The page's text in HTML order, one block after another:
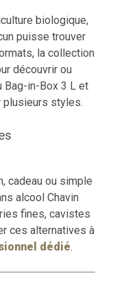
biologique,
puisse trouver
la collection
découvrir ou
Bag-in-Box 3 L et
plusieurs styles.
cadeau ou simple
alcool Chavin
fines, cavistes
ces alternatives à
dédié.